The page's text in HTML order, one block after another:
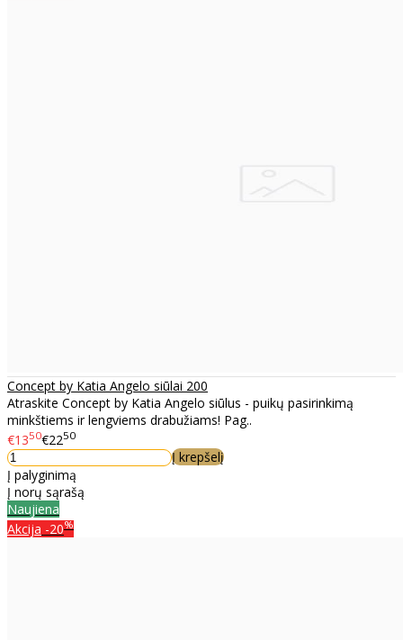
Concept by Katia Angelo siūlai 200
Atraskite Concept by Katia Angelo siūlus - puikų pasirinkimą
minkštiems ir lengviems drabužiams! Pag..
€1350€2250
Į krepšelį
Į palyginimą
Į norų sąrašą
Naujiena
Akcija -20%